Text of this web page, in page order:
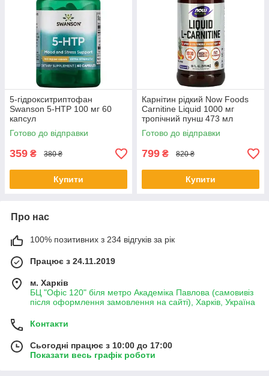
5-гідрокситриптофан
Swanson 5-НТР 100 мг 60
капсул
Готово до відправки
359 ₴ 380 ₴
Купити
Карнітин рідкий Now Foods
Carnitine Liquid 1000 мг
тропічний пунш 473 мл
Готово до відправки
799 ₴ 820 ₴
Купити
Про нас
100% позитивних з 234 відгуків за рік
Працює з 24.11.2019
м. Харків
БЦ "Офіс 120" біля метро Академіка Павлова (самовивіз
після оформлення замовлення на сайті), Харків, Україна
Контакти
Сьогодні працює з 10:00 до 17:00
Показати весь графік роботи